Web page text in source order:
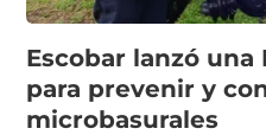
Escobar lanzó
para prevenir y
microbasurales